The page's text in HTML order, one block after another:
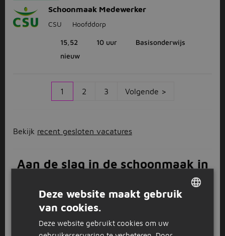
Schoonmaak Medewerker
CSU Hoofddorp
15,52 10 uur
Basisonderwijs
nieuw
1 2 3 Volgende >
Bekijk recent gesloten vacatures
Aan de slag in de schoonmaak in
Ben jij op zoek naar een leuke uitdaging in de
schoonmaak? En woon je ook nog eens in (de buurt
van) Hoofddorp? Blijf dan hangen op deze pagina,
want hier zie je alle schoonmaak vacatures in
Deze website maakt gebruik
van cookies.
Deze website gebruikt cookies om uw